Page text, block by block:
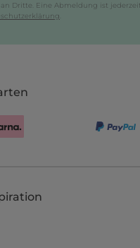
Dritte. Eine Abmeldung ist